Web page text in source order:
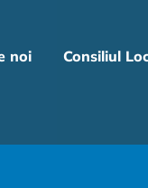
noi Consiliul